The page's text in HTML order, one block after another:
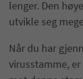
lenger. Den
utvikle seg
Når du har
virusstamme,